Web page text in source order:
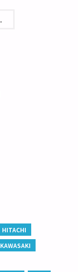
HITACHI
KAWASAKI